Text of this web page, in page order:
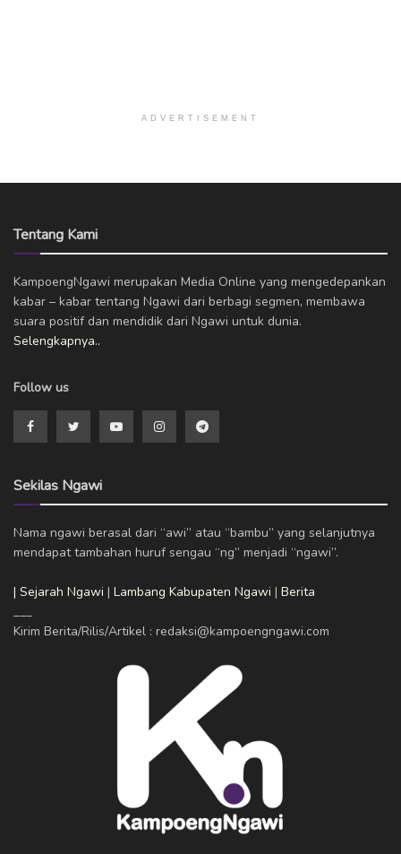
ADVERTISEMENT
Tentang Kami
KampoengNgawi merupakan Media Online yang mengedepankan
kabar – kabar tentang Ngawi dari berbagi segmen, membawa
suara positif dan mendidik dari Ngawi untuk dunia.
Selengkapnya..
Follow us
Sekilas Ngawi
Nama ngawi berasal dari “awi” atau “bambu” yang selanjutnya
mendapat tambahan huruf sengau “ng” menjadi “ngawi”.
| Sejarah Ngawi | Lambang Kabupaten Ngawi | Berita
Kirim Berita/Rilis/Artikel : redaksi@kampoengngawi.com